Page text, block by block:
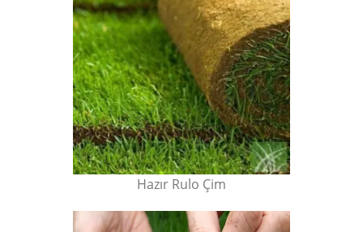
Hazır Rulo Çim